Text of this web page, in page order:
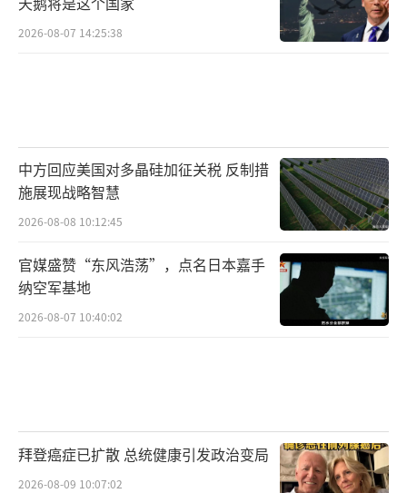
2026-08-07 14:25:38
中方回应美国对多晶硅加征关税 反制措
施展现战略智慧
2026-08-08 10:12:45
官媒盛赞“东风浩荡”，点名日本嘉手
纳空军基地
2026-08-07 10:40:02
拜登癌症已扩散 总统健康引发政治变局
2026-08-09 10:07:02